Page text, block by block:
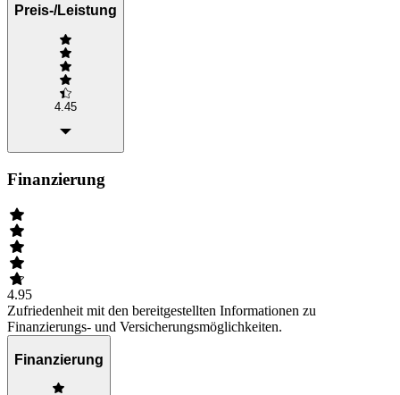
Preis-/Leistung
4.45
Finanzierung
4.95
Zufriedenheit mit den bereitgestellten Informationen zu
Finanzierungs- und Versicherungsmöglichkeiten.
Finanzierung